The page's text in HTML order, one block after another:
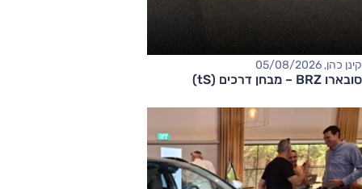
קינן כהן, 05/08/2026
סובארו BRZ – מבחן דרכים (tS)